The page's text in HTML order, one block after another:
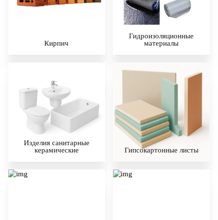
Кирпич
Гидроизоляционные
материалы
Изделия санитарные
керамические
Гипсокартонные листы